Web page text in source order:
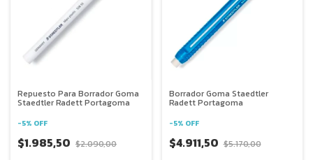
Repuesto Para Borrador Goma
Staedtler Radett Portagoma
-5% OFF
$1.985,50 $2.090,00
Borrador Goma Staedtler
Radett Portagoma
-5% OFF
$4.911,50 $5.170,00